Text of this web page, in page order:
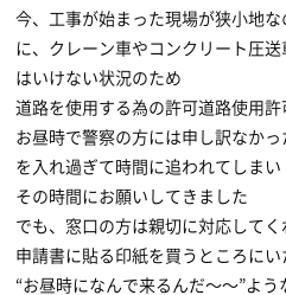
今、工事が始まった現場が狭小地
に、クレーン車やコンクリート圧
はいけない状況のため
道路を使用する為の許可道路使用
お昼時で警察の方には申し訳なか
を入れ過ぎて時間に追われてしまい
その時間にお願いしてきました
でも、窓口の方は親切に対応して
申請書に貼る印紙を買うところにい
“お昼時になんで来るんだ〜〜”よ